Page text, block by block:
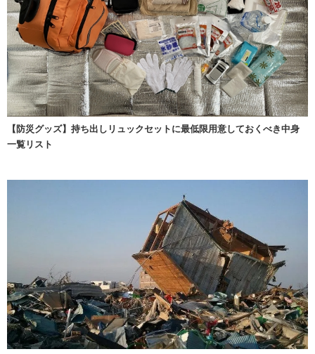
【防災グッズ】持ち出しリュックセットに最低限用意しておくべき中身
一覧リスト